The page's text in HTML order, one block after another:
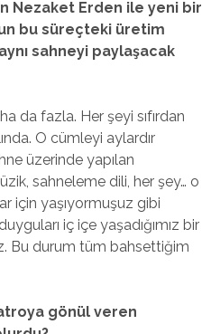
Nezaket Erden ile yeni bir
bu süreçteki üretim
sahneyi paylaşacak
da fazla. Her şeyi sıfırdan
O cümleyi aylardır
üzerinde yapılan
sahneleme dili, her şey… o
için yaşıyormuşuz gibi
iç içe yaşadığımız bir
Bu durum tüm bahsettiğim
gönül veren